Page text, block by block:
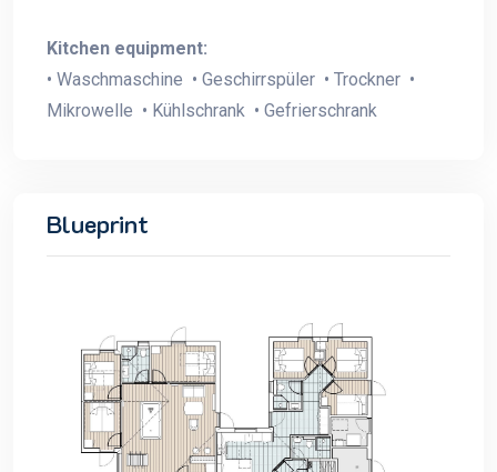
Kitchen equipment:
• Waschmaschine • Geschirrspüler • Trockner •
Mikrowelle • Kühlschrank • Gefrierschrank
Blueprint